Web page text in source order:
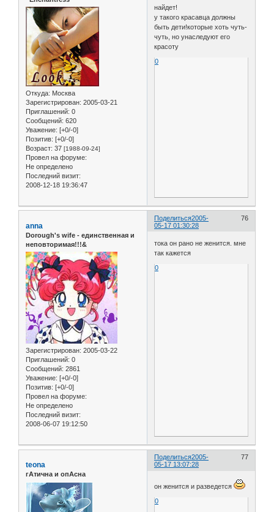
Откуда: Москва
Зарегистрирован: 2005-03-21
Приглашений: 0
Сообщений: 620
Уважение: [+0/-0]
Позитив: [+0/-0]
Возраст: 37 [1988-09-24]
Провел на форуме:
Не определено
Последний визит:
2008-12-18 19:36:47
найдет!
у такого красавца должны
быть дети!которые хоть чуть-
чуть, но унаследуют его
красоту
0
Поделиться 76
2005-
05-17 01:30:28
anna
Dorough's wife - единственная и
неповторимая!!!&
Зарегистрирован: 2005-03-22
Приглашений: 0
Сообщений: 2861
Уважение: [+0/-0]
Позитив: [+0/-0]
Провел на форуме:
Не определено
Последний визит:
2008-06-07 19:12:50
тока он рано не женится. мне
так кажется
0
Поделиться 77
2005-
05-17 13:07:28
teona
гАтична и опАсна
он женится и разведется
0